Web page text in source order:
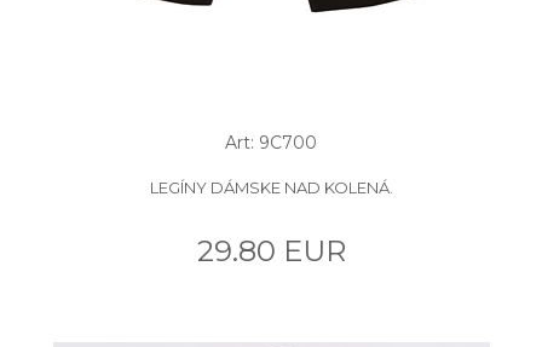
Art: 9C700
LEGÍNY DÁMSKE NAD KOLENÁ.
29.80 EUR